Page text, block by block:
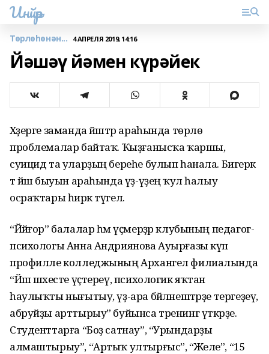
Инйәр
Төрлөһөнән... 4 АПРЕЛЯ 2019, 14:16
Йәшәү йәмен күрәйек
Хәҙерге заманда йәштәр араһында төрлө
проблемалар байтаҡ. Ҡыҙғанысҡа ҡаршы,
суицид та уларҙың береһе булып һанала. Бигерәк
тә йәш быуын араһында үҙ-үҙеңә ҡул һалыу
осраҡтары һирәк түгел.
“Йәйғор” балалар һәм үҫмерҙәр клубының педагог-
психологы Анна Андриянова Ауырғазы күп
профилле колледжының Архангел филиалында
“Йәш шәхесте үҫтереү, психологик яҡтан
һаулыҡты нығытыу, үҙ-ара бәйләнештәрҙе тергеҙеү,
абруйҙы арттырыу” буйынса тренинг үткәрҙе.
Студенттарға “Боҙ сатнау”, “Урындарҙы
алмаштырыу”, “Артыҡ ултырғыс”, “Желе”, “15